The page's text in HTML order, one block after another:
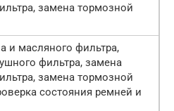
замена тормозной
и масляного фильтра,
фильтра, замена
замена тормозной
состояния ремней и